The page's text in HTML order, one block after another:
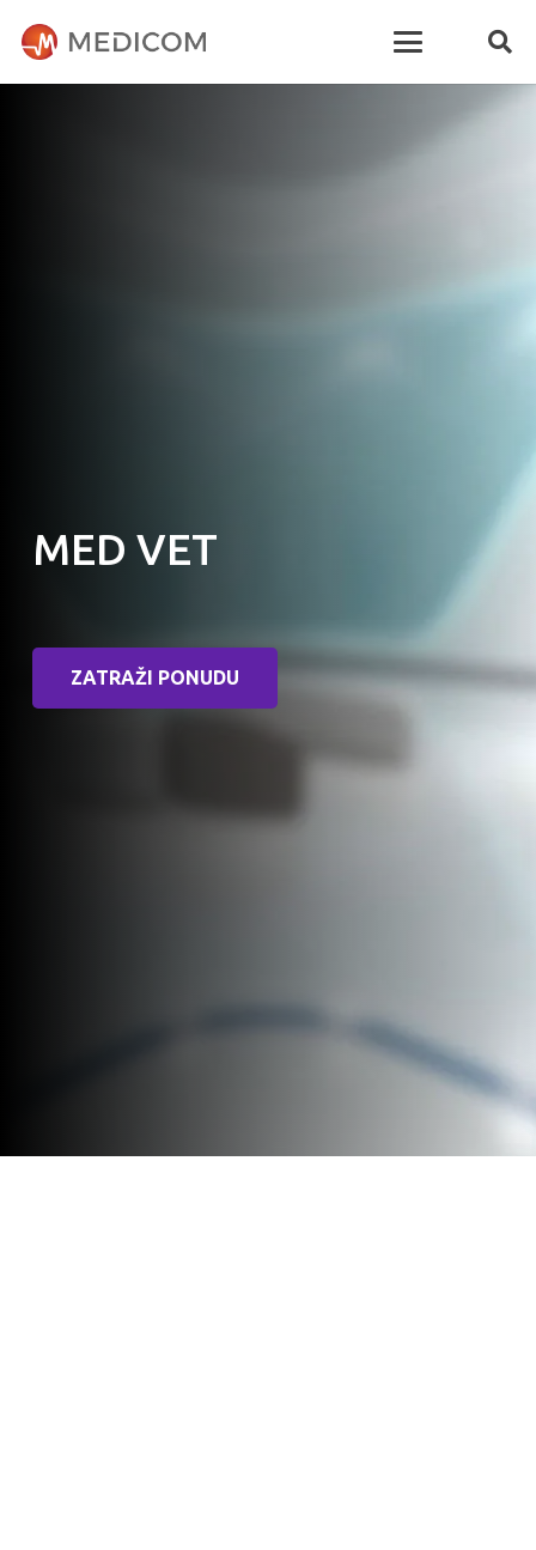
MED VET
ZATRAŽI PONUDU